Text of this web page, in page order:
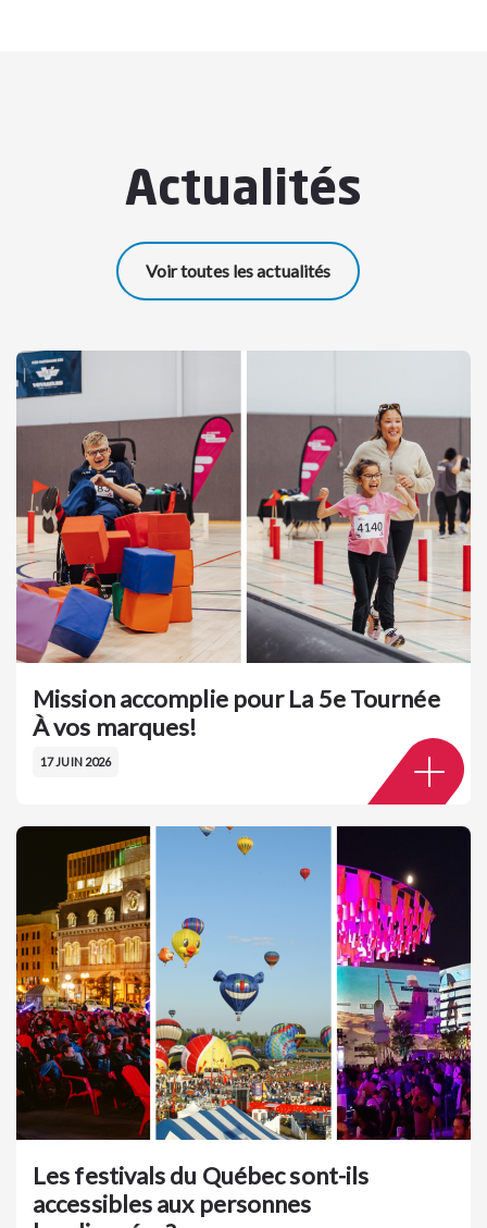
Actualités
Voir toutes les actualités
Mission accomplie pour La 5e Tournée
À vos marques!
17 JUIN 2026
Les festivals du Québec sont-ils
accessibles aux personnes